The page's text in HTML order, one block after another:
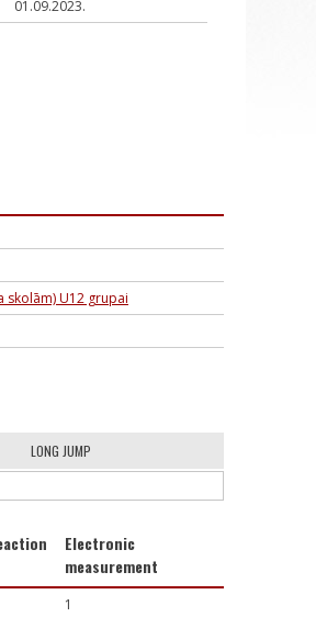
01.09.2023.
skolām) U12 grupai
LONG JUMP
Electronic
measurement
1